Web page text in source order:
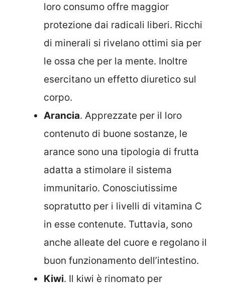
loro consumo offre maggior
protezione dai radicali liberi. Ricchi
di minerali si rivelano ottimi sia per
le ossa che per la mente. Inoltre
esercitano un effetto diuretico sul
corpo.
Arancia. Apprezzate per il loro
contenuto di buone sostanze, le
arance sono una tipologia di frutta
adatta a stimolare il sistema
immunitario. Conosciutissime
sopratutto per i livelli di vitamina C
in esse contenute. Tuttavia, sono
anche alleate del cuore e regolano il
buon funzionamento dell’intestino.
Kiwi. Il kiwi è rinomato per